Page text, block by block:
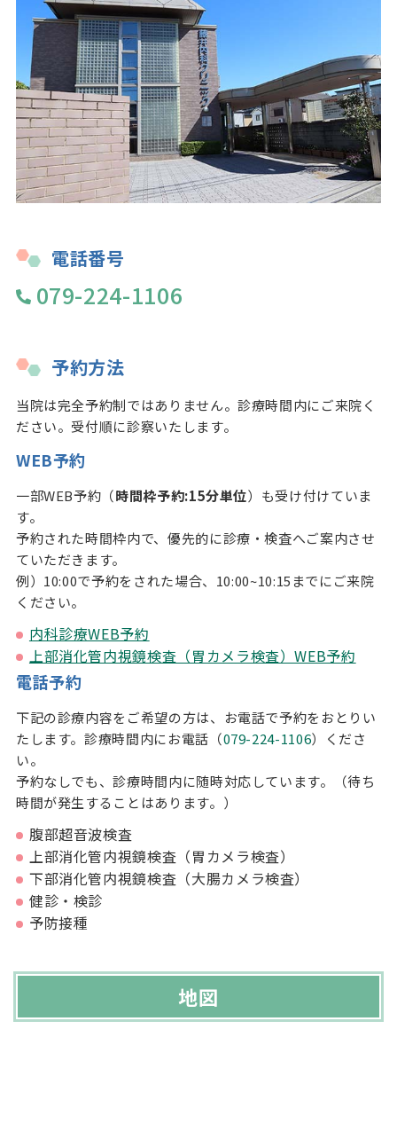
電話番号
079-224-1106
予約方法
当院は完全予約制ではありません。診療時間内にご来院く
ださい。受付順に診察いたします。
WEB予約
一部WEB予約（時間枠予約:15分単位）も受け付けていま
す。
予約された時間枠内で、優先的に診療・検査へご案内させ
ていただきます。
例）10:00で予約をされた場合、10:00~10:15までにご来院
ください。
内科診療WEB予約
上部消化管内視鏡検査（胃カメラ検査）WEB予約
電話予約
下記の診療内容をご希望の方は、お電話で予約をおとりい
たします。診療時間内にお電話（079-224-1106）くださ
い。
予約なしでも、診療時間内に随時対応しています。（待ち
時間が発生することはあります。）
腹部超音波検査
上部消化管内視鏡検査（胃カメラ検査）
下部消化管内視鏡検査（大腸カメラ検査）
健診・検診
予防接種
地図